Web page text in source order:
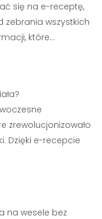
się na e-receptę,
zebrania wszystkich
które…
zrewolucjonizowało
Dzięki e-recepcie
na wesele bez